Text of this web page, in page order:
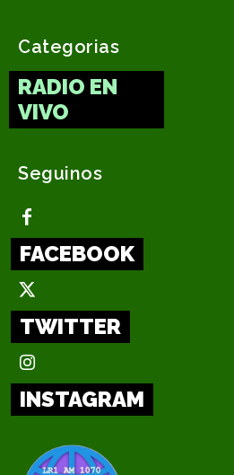
Categorias
RADIO EN
VIVO
Seguinos
FACEBOOK
TWITTER
INSTAGRAM